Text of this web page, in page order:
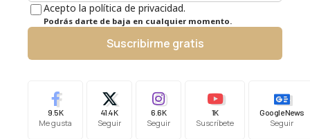
Acepto la política de privacidad.
Podrás darte de baja en cualquier momento.
Suscribirme gratis
9.5K
Me gusta
41.4K
Seguir
6.6K
Seguir
1K
Suscríbete
Google News
Seguir